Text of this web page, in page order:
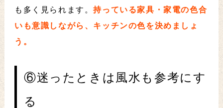
も多く見られます。持っている家具・家電の色合
いも意識しながら、キッチンの色を決めましょ
う。
⑥迷ったときは風水も参考にす
る